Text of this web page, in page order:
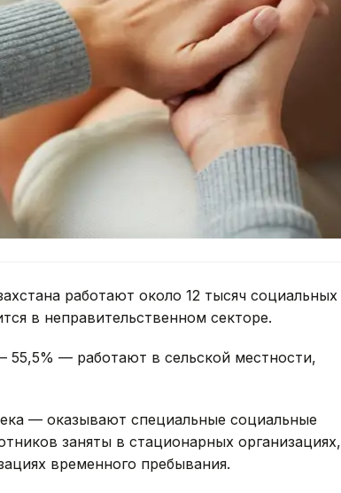
работают около 12 тысяч социальных
в неправительственном секторе.
— работают в сельской местности,
— оказывают специальные социальные
заняты в стационарных организациях,
временного пребывания.